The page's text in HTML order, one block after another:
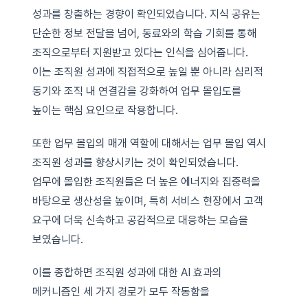
성과를 창출하는 경향이 확인되었습니다. 지식 공유는
단순한 정보 전달을 넘어, 동료와의 학습 기회를 통해
조직으로부터 지원받고 있다는 인식을 심어줍니다.
이는 조직원 성과에 직접적으로 높일 뿐 아니라 심리적
동기와 조직 내 연결감을 강화하여 업무 몰입도를
높이는 핵심 요인으로 작용합니다.
또한 업무 몰입의 매개 역할에 대해서는 업무 몰입 역시
조직원 성과를 향상시키는 것이 확인되었습니다.
업무에 몰입한 조직원들은 더 높은 에너지와 집중력을
바탕으로 생산성을 높이며, 특히 서비스 현장에서 고객
요구에 더욱 신속하고 공감적으로 대응하는 모습을
보였습니다.
이를 종합하면 조직원 성과에 대한 AI 효과의
메커니즘인 세 가지 경로가 모두 작동함을